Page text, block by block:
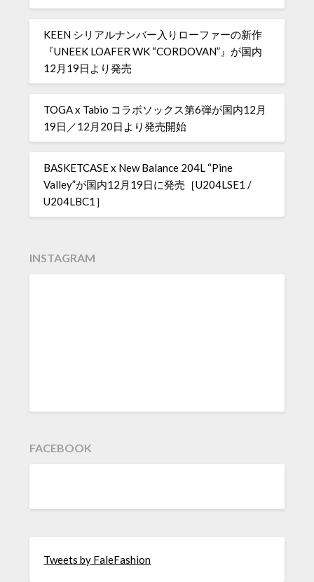
KEEN シリアルナンバー入りローファーの新作
『UNEEK LOAFER WK “CORDOVAN”』が国内
12月19日より発売
TOGA x Tabio コラボソックス第6弾が国内12月
19日／12月20日より発売開始
BASKETCASE x New Balance 204L “Pine
Valley”が国内12月19日に発売［U204LSE1 /
U204LBC1］
INSTAGRAM
FACEBOOK
Tweets by FaleFashion